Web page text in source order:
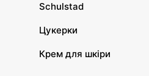
Schulstad
Цукерки
Крем для шкіри